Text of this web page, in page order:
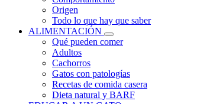
Origen
Todo lo que hay que saber
ALIMENTACIÓN
Qué pueden comer
Adultos
Cachorros
Gatos con patologías
Recetas de comida casera
Dieta natural y BARF